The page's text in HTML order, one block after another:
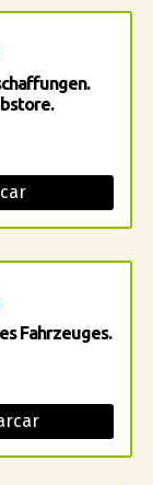
Fahrzeuges.